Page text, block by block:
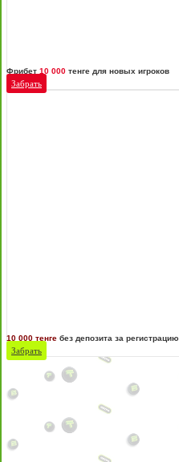
Фрибет 10 000 тенге для новых игроков
Забрать
10 000 тенге без депозита за регистрацию
Забрать